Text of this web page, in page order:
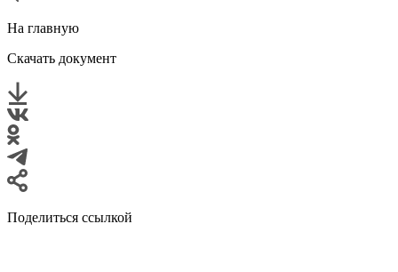
На главную
Скачать документ
Поделиться ссылкой